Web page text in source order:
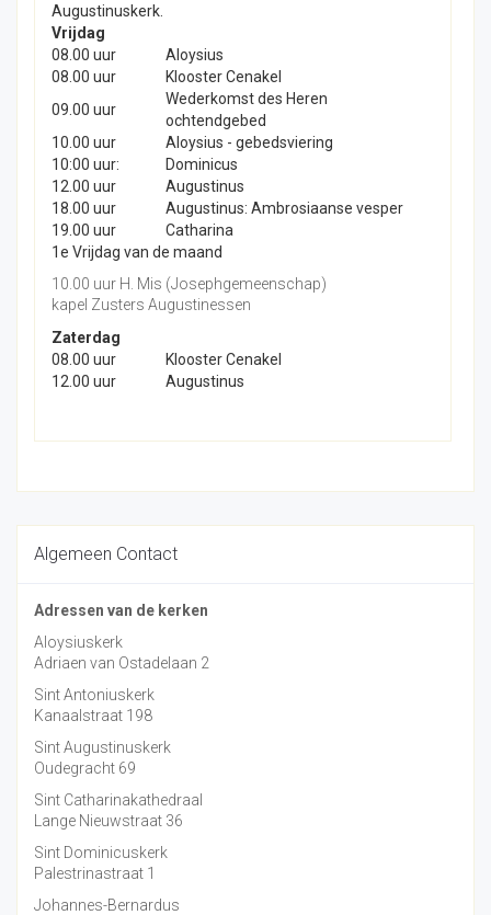
Augustinuskerk.
Vrijdag
08.00 uur
Aloysius
08.00 uur
Klooster Cenakel
09.00 uur
Wederkomst des Heren
ochtendgebed
10.00 uur
Aloysius - gebedsviering
10:00 uur:
Dominicus
12.00 uur
Augustinus
18.00 uur
Augustinus: Ambrosiaanse vesper
19.00 uur
Catharina
1e Vrijdag van de maand
10.00 uur H. Mis (Josephgemeenschap)
kapel Zusters Augustinessen
Zaterdag
08.00 uur
Klooster Cenakel
12.00 uur
Augustinus
Algemeen Contact
Adressen van de kerken
Aloysiuskerk
Adriaen van Ostadelaan 2
Sint Antoniuskerk
Kanaalstraat 198
Sint Augustinuskerk
Oudegracht 69
Sint Catharinakathedraal
Lange Nieuwstraat 36
Sint Dominicuskerk
Palestrinastraat 1
Johannes-Bernardus